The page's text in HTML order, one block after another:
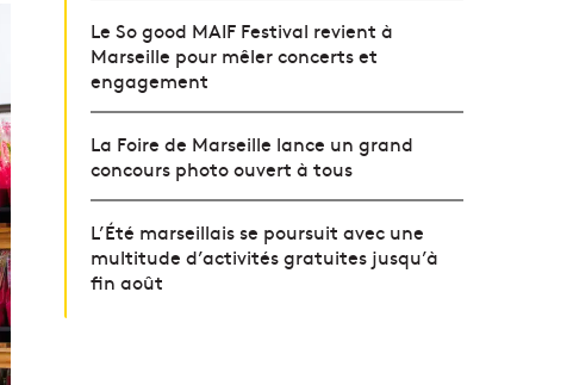
Le So good MAIF Festival revient à
Marseille pour mêler concerts et
engagement
La Foire de Marseille lance un grand
concours photo ouvert à tous
L’Été marseillais se poursuit avec une
multitude d’activités gratuites jusqu’à
fin août